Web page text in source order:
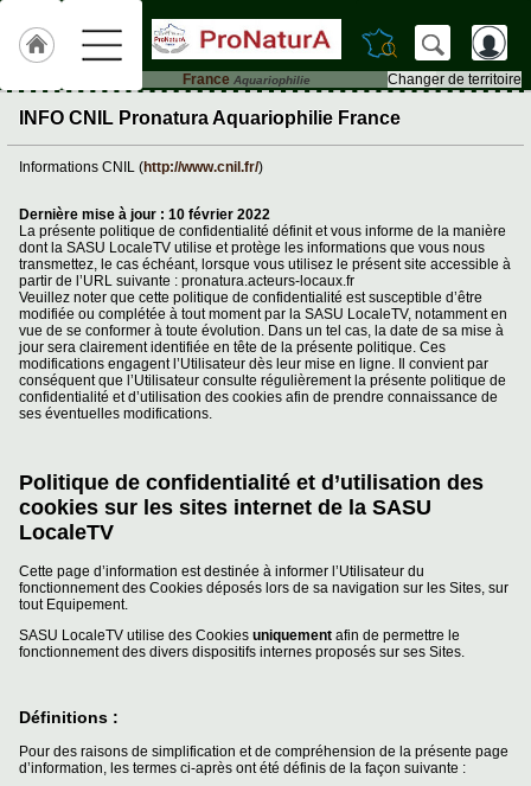
France Aquariophilie
Changer de territoire
Accueil
Qui
sommes-
Textes
de
Lois
Annonces
Animaux-
de-
Aquariophilie
Chats
Chiens
Equidés
Terrariophilie
INFO CNIL Pronatura Aquariophilie France
Informations CNIL (http://www.cnil.fr/)
Dernière mise à jour : 10 février 2022
La présente politique de confidentialité définit et vous informe de la manière
dont la SASU LocaleTV utilise et protège les informations que vous nous
transmettez, le cas échéant, lorsque vous utilisez le présent site accessible à
partir de l’URL suivante : pronatura.acteurs-locaux.fr
Veuillez noter que cette politique de confidentialité est susceptible d’être
modifiée ou complétée à tout moment par la SASU LocaleTV, notamment en
vue de se conformer à toute évolution. Dans un tel cas, la date de sa mise à
jour sera clairement identifiée en tête de la présente politique. Ces
modifications engagent l’Utilisateur dès leur mise en ligne. Il convient par
conséquent que l’Utilisateur consulte régulièrement la présente politique de
confidentialité et d’utilisation des cookies afin de prendre connaissance de
ses éventuelles modifications.
Politique de confidentialité et d’utilisation des
cookies sur les sites internet de la SASU
LocaleTV
Cette page d’information est destinée à informer l’Utilisateur du
fonctionnement des Cookies déposés lors de sa navigation sur les Sites, sur
tout Equipement.
SASU LocaleTV utilise des Cookies uniquement afin de permettre le
fonctionnement des divers dispositifs internes proposés sur ses Sites.
Définitions :
Pour des raisons de simplification et de compréhension de la présente page
d’information, les termes ci-après ont été définis de la façon suivante :